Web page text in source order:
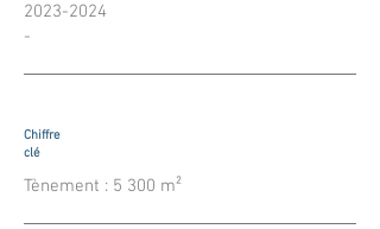
2023-2024
-
Chiffre
clé
Tènement : 5 300 m²